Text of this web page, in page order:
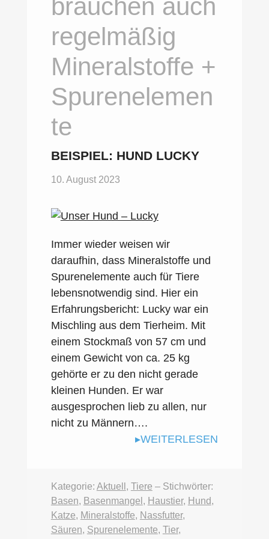
brauchen auch
regelmäßig
Mineralstoffe +
Spurenelemen
te
BEISPIEL: HUND LUCKY
10. August 2023
Immer wieder weisen wir
daraufhin, dass Mineralstoffe und
Spurenelemente auch für Tiere
lebensnotwendig sind. Hier ein
Erfahrungsbericht: Lucky war ein
Mischling aus dem Tierheim. Mit
einem Stockmaß von 57 cm und
einem Gewicht von ca. 25 kg
gehörte er zu den nicht gerade
kleinen Hunden. Er war
ausgesprochen lieb zu allen, nur
nicht zu Männern….
WEITERLESEN
Kategorie: Aktuell , Tiere – Stichwörter:
Basen, Basenmangel , Haustier, Hund,
Katze, Mineralstoffe, Nassfutter,
Säuren, Spurenelemente, Tier,